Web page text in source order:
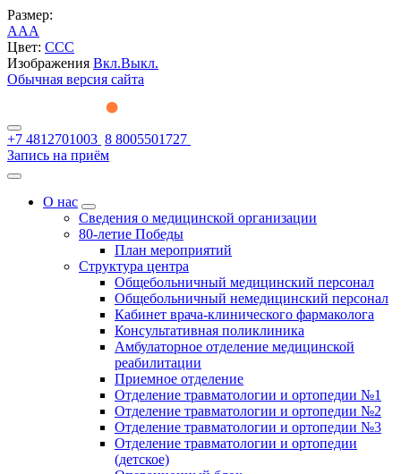
Размер:
AAA
Цвет: CCC
Изображения Вкл.Выкл.
Обычная версия сайта
+7 4812701003 8 8005501727
Запись на приём
О нас
Сведения о медицинской организации
80-летие Победы
План мероприятий
Структура центра
Общебольничный медицинский персонал
Общебольничный немедицинский персонал
Кабинет врача-клинического фармаколога
Консультативная поликлиника
Амбулаторное отделение медицинской
реабилитации
Приемное отделение
Отделение травматологии и ортопедии №1
Отделение травматологии и ортопедии №2
Отделение травматологии и ортопедии №3
Отделение травматологии и ортопедии
(детское)